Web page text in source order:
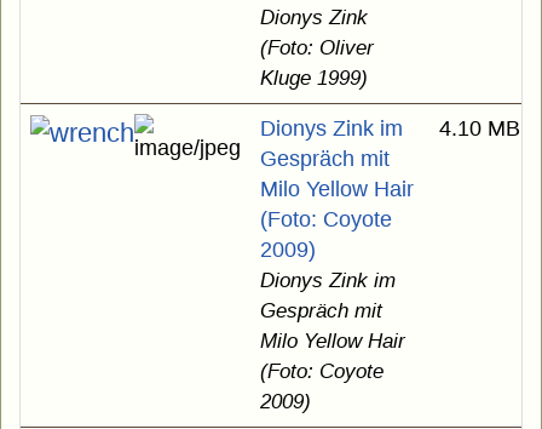
Dionys Zink
(Foto: Oliver
Kluge 1999)
Dionys Zink im
Gespräch mit
Milo Yellow Hair
(Foto: Coyote
2009)
Dionys Zink im
Gespräch mit
Milo Yellow Hair
(Foto: Coyote
2009)
4.10 MB